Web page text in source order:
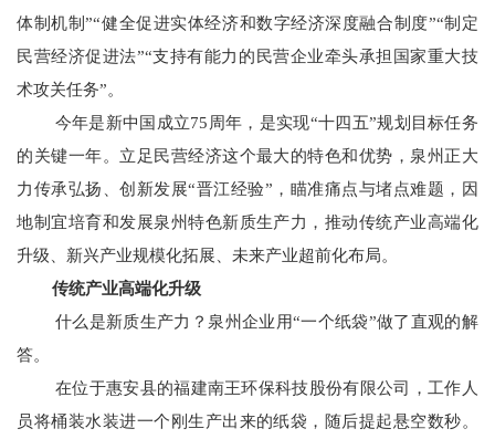
体制机制”“健全促进实体经济和数字经济深度融合制度”“制定
民营经济促进法”“支持有能力的民营企业牵头承担国家重大技
术攻关任务”。
今年是新中国成立75周年，是实现“十四五”规划目标任务
的关键一年。立足民营经济这个最大的特色和优势，泉州正大
力传承弘扬、创新发展“晋江经验”，瞄准痛点与堵点难题，因
地制宜培育和发展泉州特色新质生产力，推动传统产业高端化
升级、新兴产业规模化拓展、未来产业超前化布局。
传统产业高端化升级
什么是新质生产力？泉州企业用“一个纸袋”做了直观的解
答。
在位于惠安县的福建南王环保科技股份有限公司，工作人
员将桶装水装进一个刚生产出来的纸袋，随后提起悬空数秒。